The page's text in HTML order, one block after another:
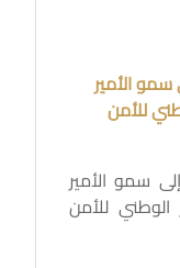
سمو الأمير
للأمن
سمو الأمير
للأمن